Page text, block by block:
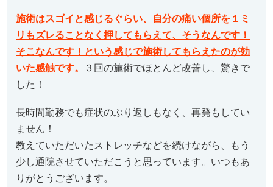
施術はスゴイと感じるぐらい、自分の痛い個所を１ミ
リもズレることなく押してもらえて、そうなんです！
そこなんです！という感じで施術してもらえたのが効
いた感触です。
３回の施術でほとんど改善し、驚きで
した！
長時間勤務でも症状のぶり返しもなく、再発もしてい
ません！
教えていただいたストレッチなどを続けながら、もう
少し通院させていただこうと思っています。いつもあ
りがとうございます。